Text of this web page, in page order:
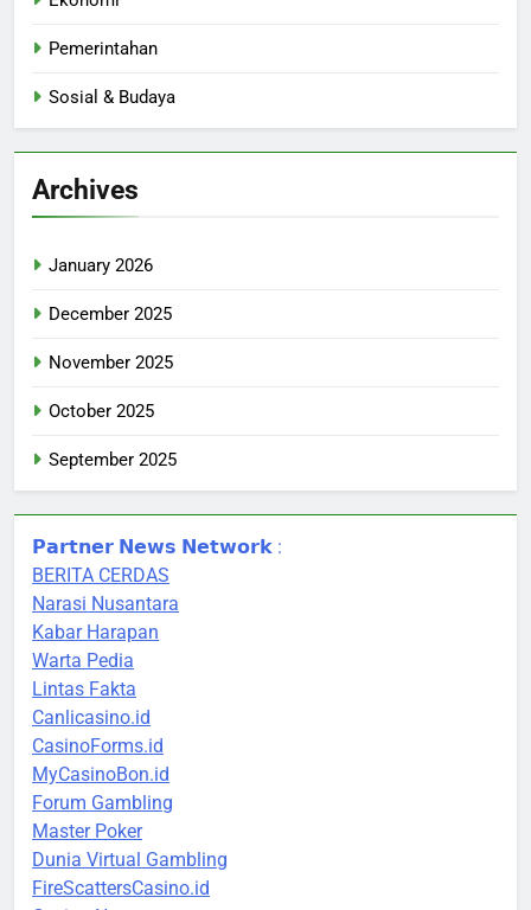
Pemerintahan
Sosial & Budaya
Archives
January 2026
December 2025
November 2025
October 2025
September 2025
𝗣𝗮𝗿𝘁𝗻𝗲𝗿 𝗡𝗲𝘄𝘀 𝗡𝗲𝘁𝘄𝗼𝗿𝗸 :
BERITA CERDAS
Narasi Nusantara
Kabar Harapan
Warta Pedia
Lintas Fakta
Canlicasino.id
CasinoForms.id
MyCasinoBon.id
Forum Gambling
Master Poker
Dunia Virtual Gambling
FireScattersCasino.id